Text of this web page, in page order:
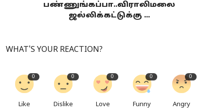
பண்ணுங்கப்பா..விராலிமலை
ஜல்லிக்கட்டுக்கு ...
WHAT'S YOUR REACTION?
0
Like
0
Dislike
0
Love
0
Funny
0
Angry